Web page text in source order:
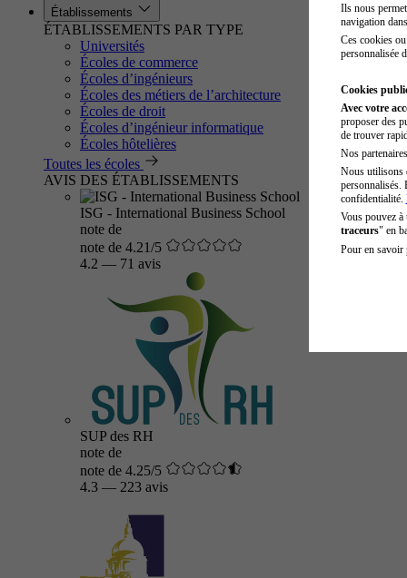
Établissements
ÉTABLISSEMENTS PAR TYPE
Universités
Écoles de commerce
Écoles d’ingénieurs
Écoles des métiers de l’architecture
Écoles de droit
Écoles d’ingénieur informatique
Écoles hôtelières
Toutes les écoles
AVIS DES ÉTABLISSEMENTS
ISG - International Business School
note de
note de 4.21/5
4.2 — 71 avis
SUP des RH
note de
note de 4.25/5
4.3 — 223 avis
Ils nous
navigation
Ces cookies
personnalisée
Cookies
Avec votre
proposer des
de trouver
Nos
Nous utilisons
personnalisés.
confidentialité.
Vous pouvez
traceurs" en
Pour en